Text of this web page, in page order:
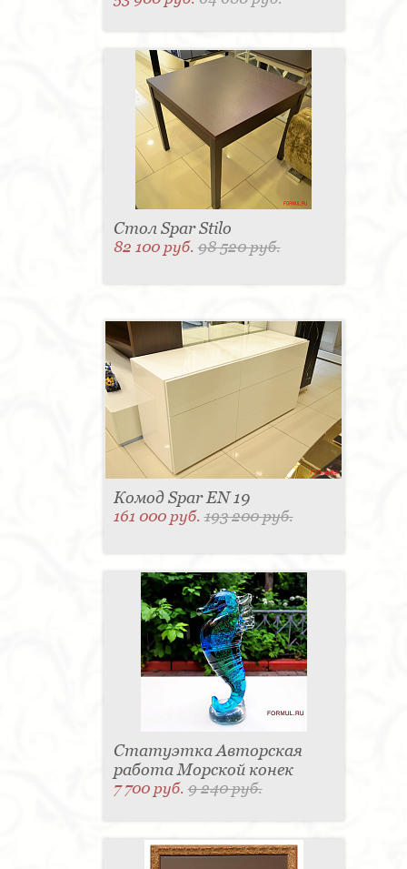
Стол Spar Stilo
82 100 руб.98 520 руб.
Комод Spar EN 19
161 000 руб.193 200 руб.
Статуэтка Авторская
работа Морской конек
7 700 руб.9 240 руб.